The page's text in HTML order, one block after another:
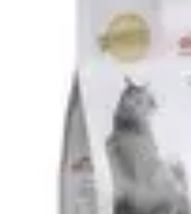
Recettes de Papillote
Recettes Faciles
Recettes de Poisson
Recettes de Poissons